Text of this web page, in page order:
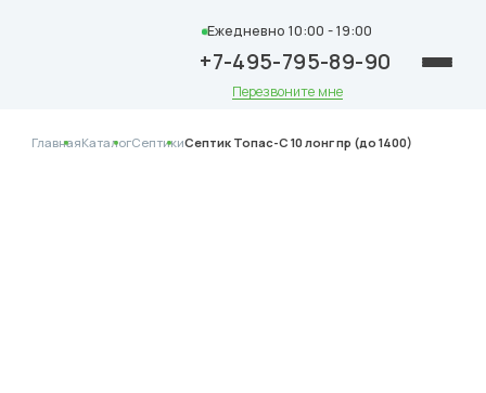
Ежедневно 10:00 - 19:00
+7-495-795-89-90
Перезвоните мне
ГлавнаяКаталогСептикиСептик Топас-С 10 лонг пр (до 1400)